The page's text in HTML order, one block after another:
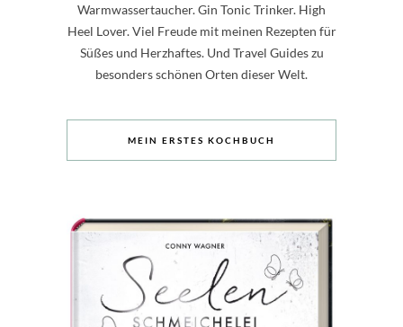
Warmwassertaucher. Gin Tonic Trinker. High
Heel Lover. Viel Freude mit meinen Rezepten für
Süßes und Herzhaftes. Und Travel Guides zu
besonders schönen Orten dieser Welt.
MEIN ERSTES KOCHBUCH